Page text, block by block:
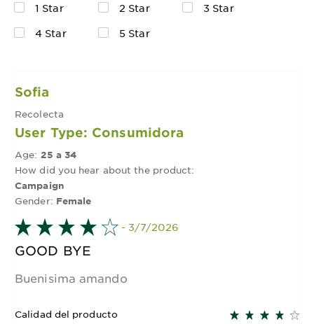
1 Star 2 Star
3 Star
4 Star
5 Star
Sofia
Recolecta
User Type: Consumidora
Age: 25 a 34
How did you hear about the product:
Campaign
Gender: Female
- 3/7/2026
GOOD BYE
Buenisima amando
Calidad del producto